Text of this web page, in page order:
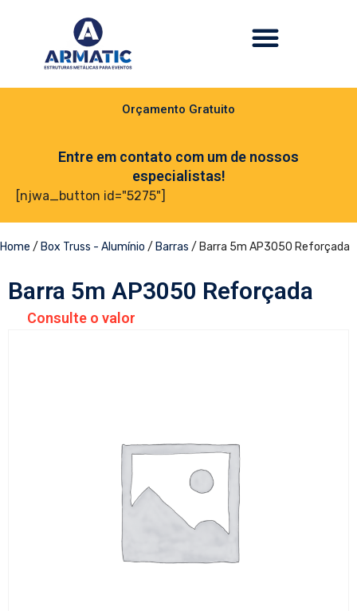
Orçamento Gratuito
Entre em contato com um de nossos
especialistas!
[njwa_button id="5275"]
Home / Box Truss - Alumínio / Barras / Barra 5m AP3050 Reforçada
Barra 5m AP3050 Reforçada
Consulte o valor